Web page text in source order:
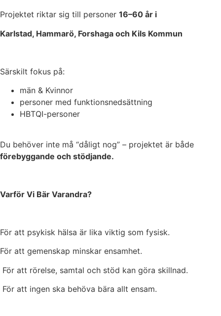
Projektet riktar sig till personer 16–60 år i
Karlstad, Hammarö, Forshaga och Kils Kommun
Särskilt fokus på:
män & Kvinnor
personer med funktionsnedsättning
HBTQI-personer
Du behöver inte må “dåligt nog” – projektet är både
förebyggande och stödjande.
Varför Vi Bär Varandra?
För att psykisk hälsa är lika viktig som fysisk.
För att gemenskap minskar ensamhet.
För att rörelse, samtal och stöd kan göra skillnad.
För att ingen ska behöva bära allt ensam.